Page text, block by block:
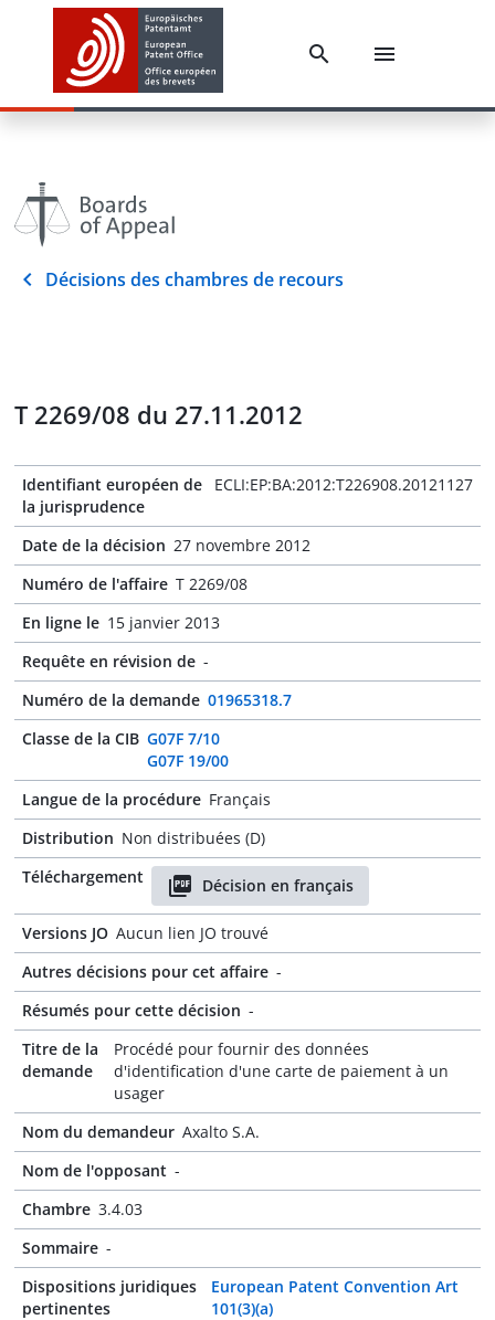
Décisions des chambres de recours
T 2269/08 du 27.11.2012
Identifiant européen de
la jurisprudence
ECLI:EP:BA:2012:T226908.20121127
Date de la décision 27 novembre 2012
Numéro de l'affaire T 2269/08
En ligne le 15 janvier 2013
Requête en révision de -
Numéro de la demande 01965318.7
Classe de la CIB G07F 7/10
G07F 19/00
Langue de la procédure Français
Distribution Non distribuées (D)
Téléchargement
Décision en français
Versions JO Aucun lien JO trouvé
Autres décisions pour cet affaire -
Résumés pour cette décision -
Titre de la
demande
Procédé pour fournir des données
d'identification d'une carte de paiement à un
usager
Nom du demandeur Axalto S.A.
Nom de l'opposant -
Chambre 3.4.03
Sommaire -
Dispositions juridiques
pertinentes
European Patent Convention Art
101(3)(a)